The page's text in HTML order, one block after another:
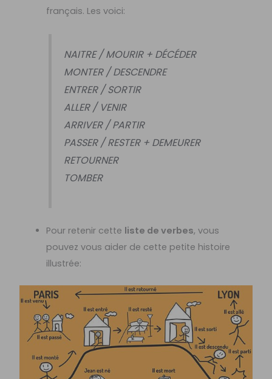
français. Les voici:
NAITRE / MOURIR + DÉCÉDER
MONTER / DESCENDRE
ENTRER / SORTIR
ALLER / VENIR
ARRIVER / PARTIR
PASSER / RESTER + DEMEURER
RETOURNER
TOMBER
Pour retenir cette liste de verbes, vous
pouvez vous aider de cette petite histoire
illustrée: